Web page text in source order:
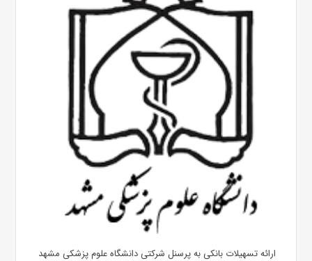
ارائه تسهیلات بانکی به پرسنل شرکتی دانشگاه علوم پزشکی مشهد